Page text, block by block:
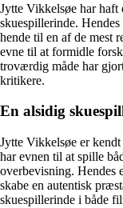
Jytte Vikkelsøe har haft
skuespillerinde.
hende til en af de mest
evne til at formidle
troværdig måde har
kritikere.
En alsidig
Jytte Vikkelsøe er
har evnen til at spille
overbevisning. Hendes
skabe en autentisk
skuespillerinde i både